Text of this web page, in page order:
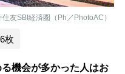
友SBI経済圏（Ph／PhotoAC）
枚
機会が多かった人はお